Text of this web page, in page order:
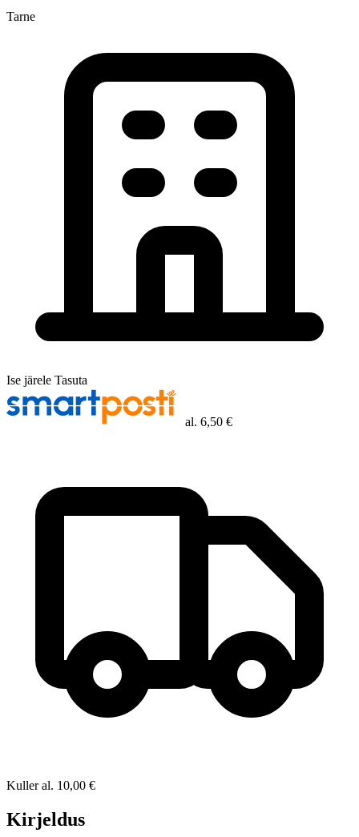
Tarne
Ise järele Tasuta
al. 6,50 €
Kuller al. 10,00 €
Kirjeldus